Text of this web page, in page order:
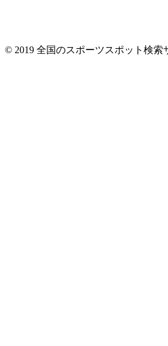
© 2019 全国のスポーツスポット検索